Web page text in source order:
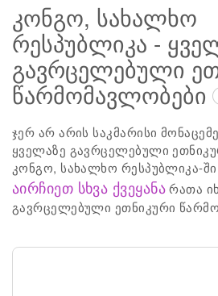
კონგო, სახალხო
რესპუბლიკა -
გავრცელებული
წარმომავლობები
ჯერ არ არის საკმარისი
ყველაზე გავრცელებული
კონგო, სახალხო რესპუბლიკა-
აირჩიეთ სხვა ქვეყანარათა
გავრცელებული ეთნიკური